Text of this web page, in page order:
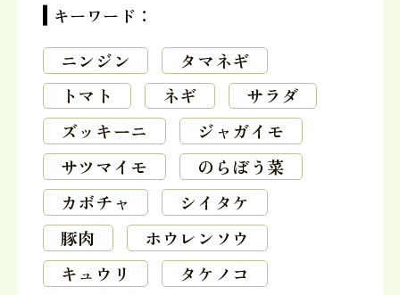
キーワード：
ニンジン
タマネギ
トマト
ネギ
サラダ
ズッキーニ
ジャガイモ
サツマイモ
のらぼう菜
カボチャ
シイタケ
豚肉
ホウレンソウ
キュウリ
タケノコ